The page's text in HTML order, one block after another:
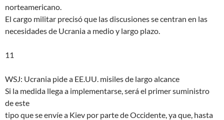
norteamericano.
El cargo militar precisó que las discusiones se centran en las
necesidades de Ucrania a medio y largo plazo.
11
WSJ: Ucrania pide a EE.UU. misiles de largo alcance
Si la medida llega a implementarse, será el primer suministro
de este
tipo que se envíe a Kiev por parte de Occidente, ya que, hasta